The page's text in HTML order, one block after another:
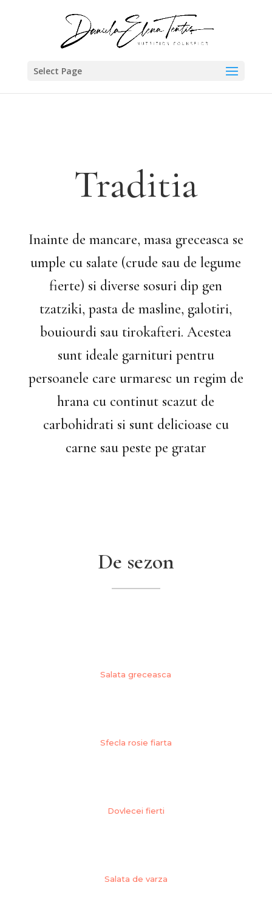
Select Page
Traditia
Inainte de mancare, masa greceasca se
umple cu salate (crude sau de legume
fierte) si diverse sosuri dip gen
tzatziki, pasta de masline, galotiri,
bouiourdi sau tirokafteri. Acestea
sunt ideale garnituri pentru
persoanele care urmaresc un regim de
hrana cu continut scazut de
carbohidrati si sunt delicioase cu
carne sau peste pe gratar
De sezon
Salata greceasca
Sfecla rosie fiarta
Dovlecei fierti
Salata de varza